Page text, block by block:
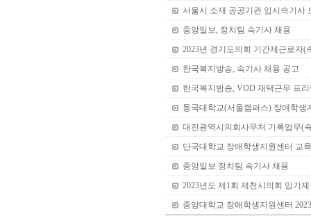
서울시 소재 공공기관 임시속기사
중앙일보, 정치팀 속기사 채용
2023년 경기도의회 기간제근로자(
한국복지방송, 속기사 채용 공고
한국복지방송, VOD 재택근무 프
동국대학교(서울캠퍼스) 장애학
대전광역시의회사무처 기록업무(
단국대학교 장애학생지원센터 교
중앙일보 정치팀 속기사 채용
2023년도 제1회 제천시의회 임기
중앙대학교 장애학생지원센터